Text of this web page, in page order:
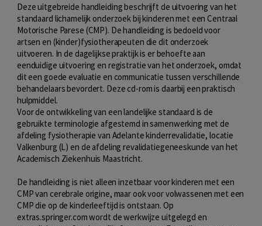
Deze uitgebreide handleiding beschrijft de uitvoering van het
standaard lichamelijk onderzoek bij kinderen met een Centraal
Motorische Parese (CMP). De handleiding is bedoeld voor
artsen en (kinder)fysiotherapeuten die dit onderzoek
uitvoeren. In de dagelijkse praktijk is er behoefte aan
eenduidige uitvoering en registratie van het onderzoek, omdat
dit een goede evaluatie en communicatie tussen verschillende
behandelaars bevordert. Deze cd-rom is daarbij een praktisch
hulpmiddel.
Voor de ontwikkeling van een landelijke standaard is de
gebruikte terminologie afgestemd in samenwerking met de
afdeling fysiotherapie van Adelante kinderrevalidatie, locatie
Valkenburg (L) en de afdeling revalidatiegeneeskunde van het
Academisch Ziekenhuis Maastricht.
De handleiding is niet alleen inzetbaar voor kinderen met een
CMP van cerebrale origine, maar ook voor volwassenen met een
CMP die op de kinderleeftijd is ontstaan. Op
extras.springer.com wordt de werkwijze uitgelegd en